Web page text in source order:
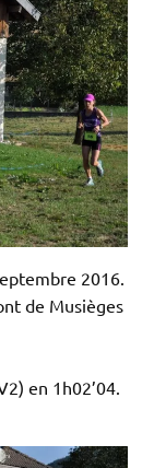
2016.
de Musièges
en 1h02’04.